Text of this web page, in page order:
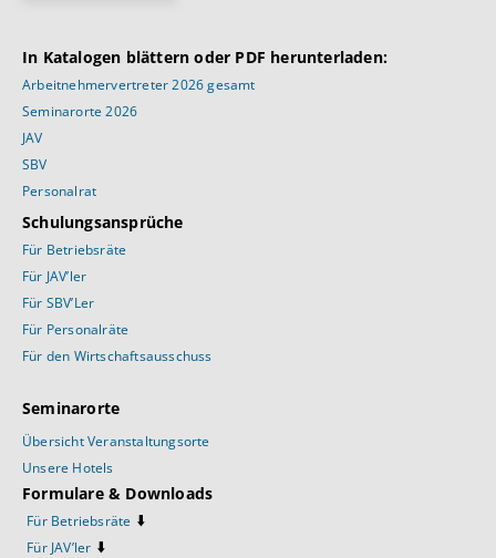
In Katalogen blättern oder PDF herunterladen:
Arbeitnehmervertreter 2026 gesamt
Seminarorte 2026
JAV
SBV
Personalrat
Schulungsansprüche
Für Betriebsräte
Für JAV’ler
Für SBV’Ler
Für Personalräte
Für den Wirtschaftsausschuss
Seminarorte
Übersicht Veranstaltungsorte
Unsere Hotels
Formulare & Downloads
Für Betriebsräte ⬇️
Für JAV’ler ⬇️